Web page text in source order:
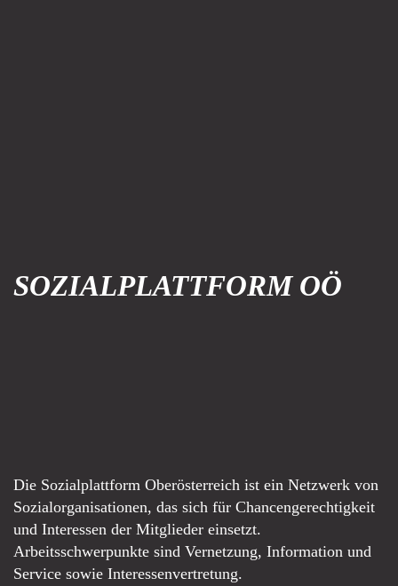
SOZIALPLATTFORM OÖ
Die Sozialplattform Oberösterreich ist ein Netzwerk von
Sozialorganisationen, das sich für Chancengerechtigkeit
und Interessen der Mitglieder einsetzt.
Arbeitsschwerpunkte sind Vernetzung, Information und
Service sowie Interessenvertretung.